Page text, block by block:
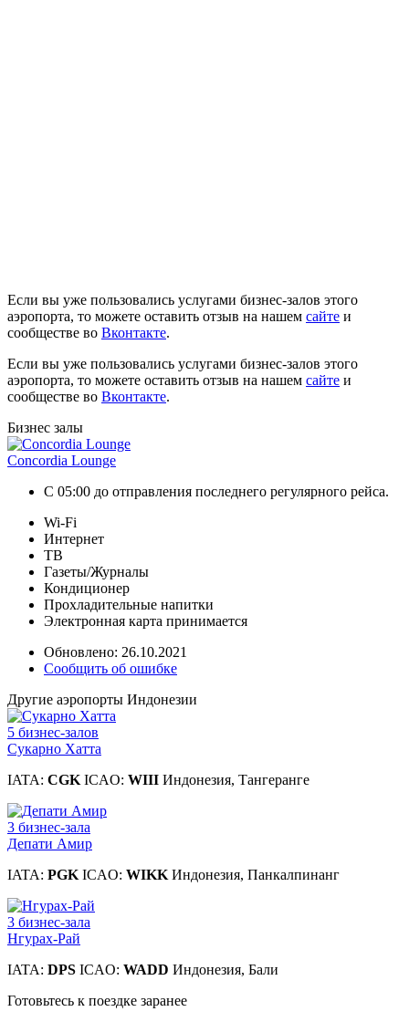
Если вы уже пользовались услугами бизнес-залов этого
аэропорта, то можете оставить отзыв на нашем сайте и
сообществе во Вконтакте.
Если вы уже пользовались услугами бизнес-залов этого
аэропорта, то можете оставить отзыв на нашем сайте и
сообществе во Вконтакте.
Бизнес залы
Concordia Lounge
С 05:00 до отправления последнего регулярного рейса.
Wi-Fi
Интернет
ТВ
Газеты/Журналы
Кондиционер
Прохладительные напитки
Электронная карта принимается
Обновлено: 26.10.2021
Сообщить об ошибке
Другие аэропорты Индонезии
5 бизнес-залов
Сукарно Хатта
IATA: CGK ICAO: WIII Индонезия, Тангеранге
3 бизнес-зала
Депати Амир
IATA: PGK ICAO: WIKK Индонезия, Панкалпинанг
3 бизнес-зала
Нгурах-Рай
IATA: DPS ICAO: WADD Индонезия, Бали
Готовьтесь к поездке заранее